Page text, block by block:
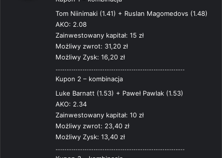
e
Tom Niinimaki (1.41) + Ruslan Magomedovs (1.48)
AKO: 2.08
Zainwestowany kapitał: 15 zł
Możliwy zwrot: 31,20 zł
Możliwy Zysk: 16,20 zł
……………………………………………………………..
Kupon 2 – kombinacja
Luke Barnatt (1.53) + Paweł Pawlak (1.53)
AKO: 2.34
Zainwestowany kapitał: 10 zł
Możliwy zwrot: 23,40 zł
Możliwy Zysk: 13,40 zł
……………………………………………………………..